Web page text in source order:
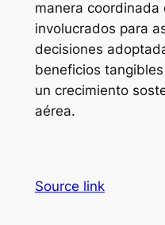
manera coordinada
involucrados para
decisiones
beneficios
un crecimiento
aérea.
Source link